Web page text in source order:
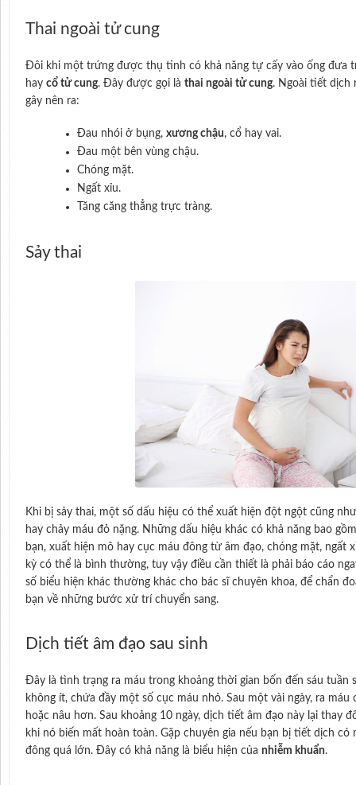
Thai ngoài tử cung
Đôi khi một trứng được thụ tinh có khả năng tự cấy vào ống đưa
hay cổ tử cung. Đây được gọi là thai ngoài tử cung. Ngoài tiết dịch
gây nên ra:
Đau nhói ở bụng, xương chậu, cổ hay vai.
Đau một bên vùng chậu.
Chóng mặt.
Ngất xỉu.
Tăng căng thẳng trực tràng.
Sảy thai
Khi bị sảy thai, một số dấu hiệu có thể xuất hiện đột ngột cũng
hay chảy máu đỏ nặng. Những dấu hiệu khác có khả năng bao
bạn, xuất hiện mô hay cục máu đông từ âm đạo, chóng mặt, ngất
kỳ có thể là bình thường, tuy vậy điều cần thiết là phải báo cáo
số biểu hiện khác thường khác cho bác sĩ chuyên khoa, để chẩn
bạn về những bước xử trí chuyển sang.
Dịch tiết âm đạo sau sinh
Đây là tình trạng ra máu trong khoảng thời gian bốn đến sáu tuần
không ít, chứa đầy một số cục máu nhỏ. Sau một vài ngày, ra
hoặc nâu hơn. Sau khoảng 10 ngày, dịch tiết âm đạo này lại thay
khi nó biến mất hoàn toàn. Gặp chuyên gia nếu bạn bị tiết dịch có
đông quá lớn. Đây có khả năng là biểu hiện của nhiễm khuẩn.